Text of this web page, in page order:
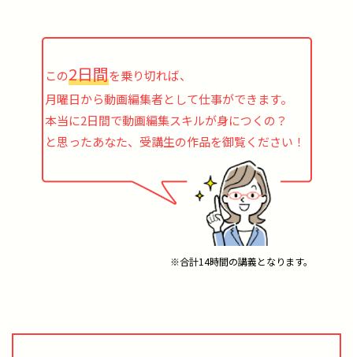
この2日間を乗り切れば、
月曜日から動画編集者として仕事ができます。
本当に2日間で動画編集スキルが身につくの？
と思ったあなた、受講生の作品を御覧ください！
※合計14時間の講義となります。